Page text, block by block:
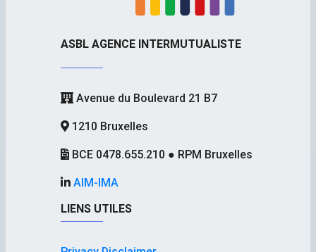
ASBL AGENCE INTERMUTUALISTE
Avenue du Boulevard 21 B7
1210 Bruxelles
BCE 0478.655.210 ● RPM Bruxelles
AIM-IMA
LIENS UTILES